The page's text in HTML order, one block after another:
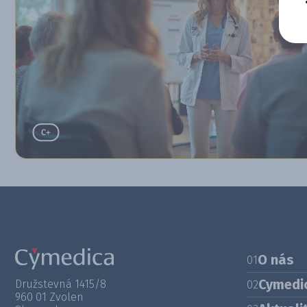
Družstevná 1415/8
960 01 Zvolen
01O nás
02